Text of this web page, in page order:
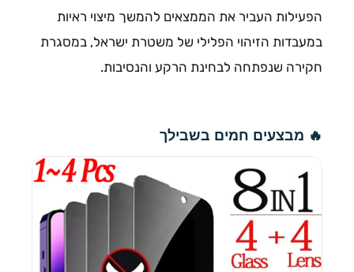
הפעילות העביר את הממצאים להמשך מיצוי ראיות
במעבדות הזיהוי הפלילי של משטרת ישראל, במסגרת
חקירה שנפתחה לבחינת הרקע והנסיבות.
🔥 מבצעים חמים בשבילך